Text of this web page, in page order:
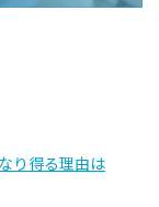
り得る理由は